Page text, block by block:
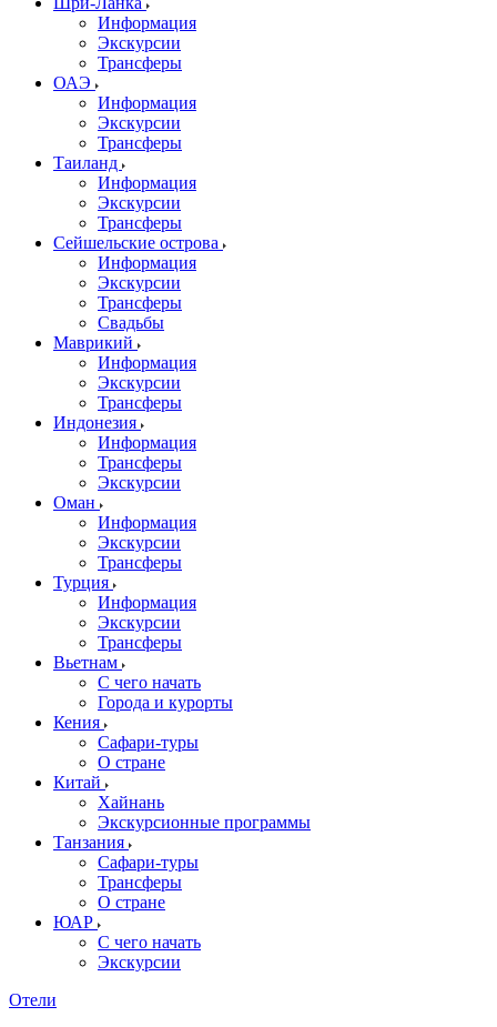
Информация
Экскурсии
Трансферы
ОАЭ
Информация
Экскурсии
Трансферы
Таиланд
Информация
Экскурсии
Трансферы
Сейшельские острова
Информация
Экскурсии
Трансферы
Свадьбы
Маврикий
Информация
Экскурсии
Трансферы
Индонезия
Информация
Трансферы
Экскурсии
Оман
Информация
Экскурсии
Трансферы
Турция
Информация
Экскурсии
Трансферы
Вьетнам
С чего начать
Города и курорты
Кения
Сафари-туры
О стране
Китай
Хайнань
Экскурсионные программы
Танзания
Сафари-туры
Трансферы
О стране
ЮАР
С чего начать
Экскурсии
Отели